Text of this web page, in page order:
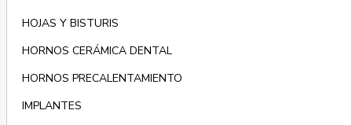
HOJAS Y BISTURIS
HORNOS CERÁMICA DENTAL
HORNOS PRECALENTAMIENTO
IMPLANTES